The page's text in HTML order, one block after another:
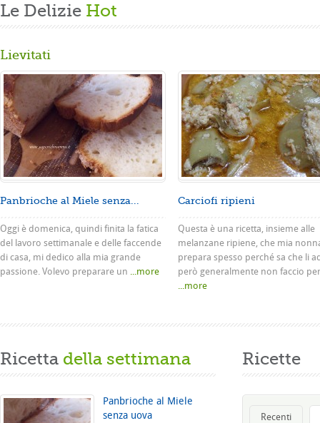
Le Delizie Hot
Lievitati
Panbrioche al Miele senza...
Oggi è domenica, quindi finita la fatica
del lavoro settimanale e delle faccende
di casa, mi dedico alla mia grande
passione. Volevo preparare un ...more
Carciofi ripieni
Questa è una ricetta, insieme alle
melanzane ripiene, che mia
prepara spesso perché sa che li
però generalmente non faccio
...more
Ricetta della settimana
Panbrioche al Miele
senza uova
Ricette
Recenti